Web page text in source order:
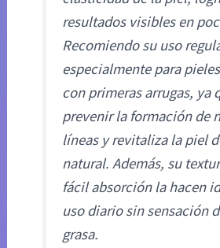
resultados visibles en
Recomiendo su uso
especialmente para
con primeras arrugas, ya
prevenir la formación de
líneas y revitaliza la piel
natural. Además, su
fácil absorción la hacen
uso diario sin sensación
grasa.